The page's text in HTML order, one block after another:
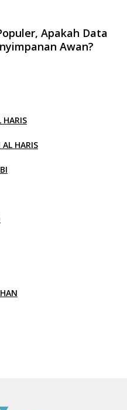
Apakah Data
Awan?
HARIS
AL HARIS